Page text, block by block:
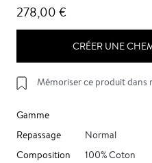
278,00 €
CRÉER UNE
Mémoriser ce produit dans
Gamme
Repassage
Normal
Composition
100% Coton